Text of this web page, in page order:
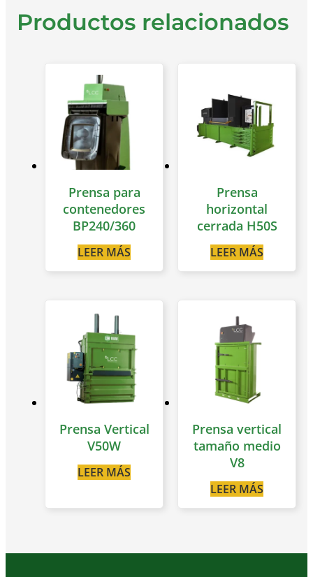
Productos relacionados
Prensa para
contenedores
BP240/360
LEER MÁS
Prensa
horizontal
cerrada H50S
LEER MÁS
Prensa Vertical
V50W
LEER MÁS
Prensa vertical
tamaño medio
V8
LEER MÁS